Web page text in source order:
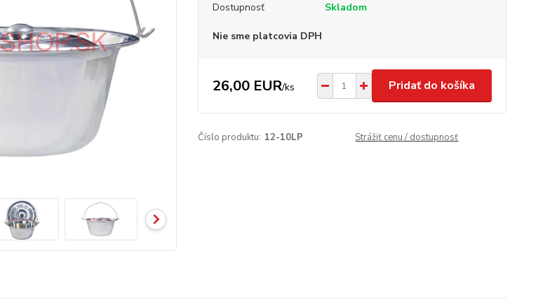
Dostupnosť Skladom
Nie sme platcovia DPH
26,00 EUR/ks Pridať do košíka
Číslo produktu: 12-10LP Strážiť cenu / dostupnosť